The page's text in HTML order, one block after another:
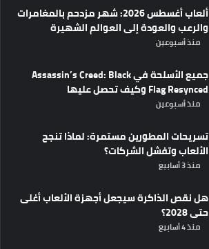
ألعاب أغسطس 2026: شهر مزدحم بالمغامرات
والرعب والعودة إلى العوالم الشهيرة
منذ أسبوعين
جميع الأسلحة في Assassin’s Creed: Black
Flag Resynced وكيف تحصل عليها
منذ أسبوعين
تسريحات المطورين مستمرة: لماذا تنجح
الألعاب وتفشل الشركات؟
منذ 3 أسابيع
هل نقص الذاكرة سيجعل أجهزة الألعاب أغلى
حتى 2028؟
منذ 4 أسابيع